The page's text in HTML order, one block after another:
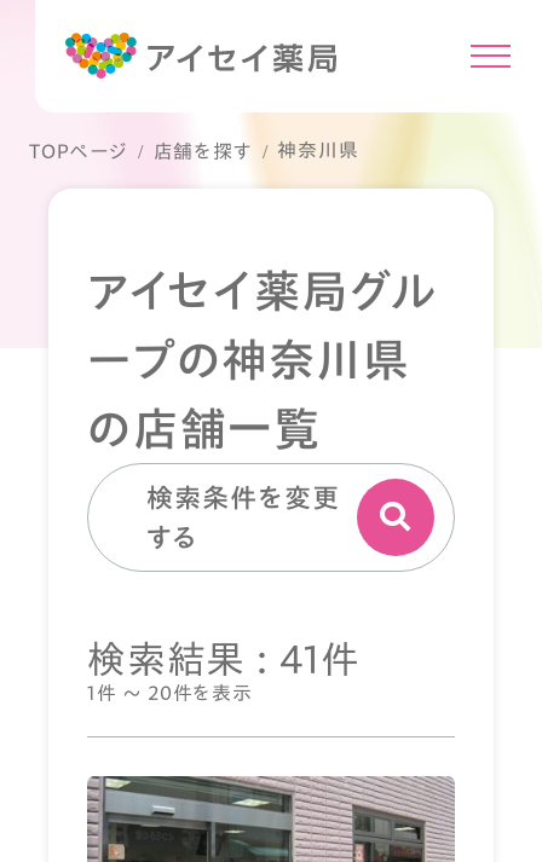
TOPページ 店舗を探す 神奈川県
アイセイ薬局グル
ープの神奈川県
の店舗一覧
検索条件を変更
する
検索結果 : 41件
1件 ～ 20件を表示